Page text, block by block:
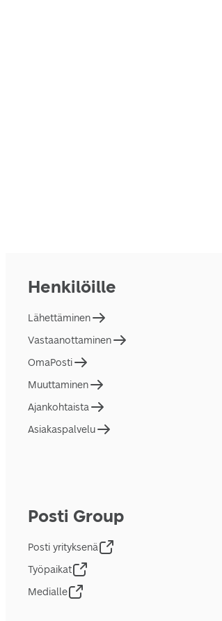
Henkilöille
Lähettäminen
Vastaanottaminen
OmaPosti
Muuttaminen
Ajankohtaista
Asiakaspalvelu
Posti Group
Posti yrityksenä
Työpaikat
Medialle